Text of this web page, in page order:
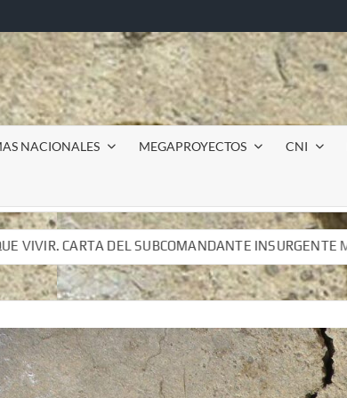
NACIONALES MEGAPROYECTOS CNI
INSURGENTE MOISÉS A LUIS DE TAVIRA
INSURGENTE MOISÉS A LUIS DE TAVIRA